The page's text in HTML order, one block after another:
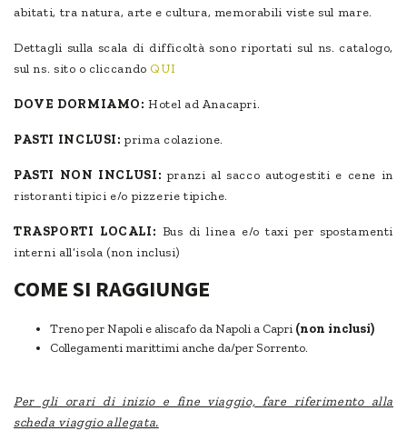
abitati, tra natura, arte e cultura, memorabili viste sul mare.
Dettagli sulla scala di difficoltà sono riportati sul ns. catalogo,
sul ns. sito o cliccando QUI
DOVE DORMIAMO: Hotel ad Anacapri.
PASTI INCLUSI: prima colazione.
PASTI NON INCLUSI: pranzi al sacco autogestiti e cene in
ristoranti tipici e/o pizzerie tipiche.
TRASPORTI LOCALI: Bus di linea e/o taxi per spostamenti
interni all’isola (non inclusi)
COME SI RAGGIUNGE
Treno per Napoli e aliscafo da Napoli a Capri (non inclusi)
Collegamenti marittimi anche da/per Sorrento.
Per gli orari di inizio e fine viaggio, fare riferimento alla
scheda viaggio allegata.